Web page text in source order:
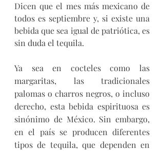
Dicen que el mes más mexicano de
todos es septiembre y, si existe una
bebida que sea igual de patriótica, es
sin duda el tequila.
Ya sea en cocteles como las
margaritas, las tradicionales
palomas o charros negros, o incluso
derecho, esta bebida espirituosa es
sinónimo de México. Sin embargo,
en el país se producen diferentes
tipos de tequila, que dependen en